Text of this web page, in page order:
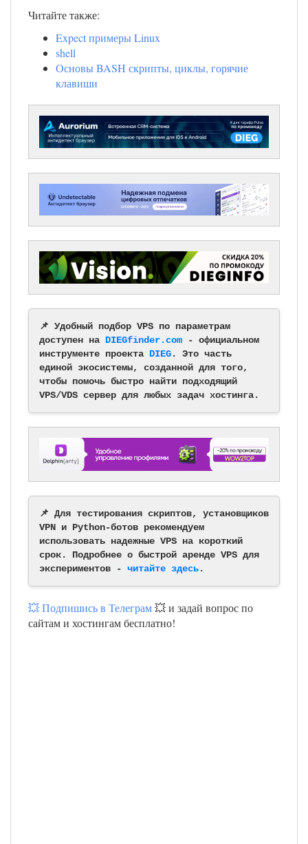
Читайте также:
Expect примеры Linux
shell
Основы BASH скрипты, циклы, горячие
клавиши
📌 Удобный подбор VPS по параметрам
доступен на DIEGfinder.com - официальном
инструменте проекта DIEG. Это часть
единой экосистемы, созданной для того,
чтобы помочь быстро найти подходящий
VPS/VDS сервер для любых задач хостинга.
📌 Для тестирования скриптов, установщиков
VPN и Python-ботов рекомендуем
использовать надежные VPS на короткий
срок. Подробнее о быстрой аренде VPS для
экспериментов - читайте здесь.
💥 Подпишись в Телеграм💥 и задай вопрос по
сайтам и хостингам бесплатно!